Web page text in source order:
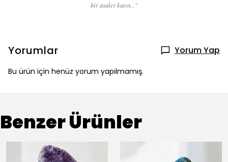
bir asalet katın..."
Yorumlar Yorum Yap
Bu ürün için henüz yorum yapılmamış.
Benzer Ürünler